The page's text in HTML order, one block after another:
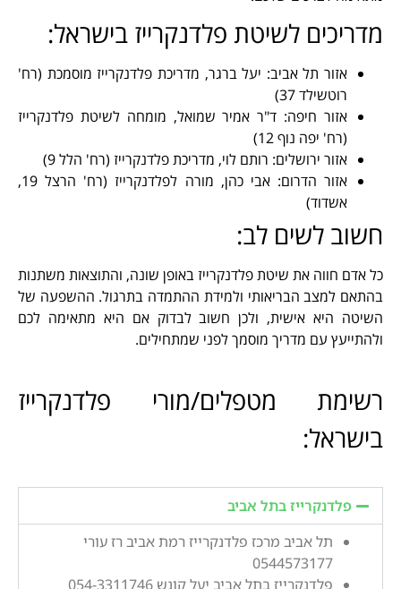
מדריכים לשיטת פלדנקרייז בישראל:
אזור תל אביב: יעל ברגר, מדריכת פלדנקרייז מוסמכת (רח'
רוטשילד 37)
אזור חיפה: ד"ר אמיר שמואל, מומחה לשיטת פלדנקרייז
(רח' יפה נוף 12)
אזור ירושלים: רותם לוי, מדריכת פלדנקרייז (רח' הלל 9)
אזור הדרום: אבי כהן, מורה לפלדנקרייז (רח' הרצל 19,
אשדוד)
חשוב לשים לב:
כל אדם חווה את שיטת פלדנקרייז באופן שונה, והתוצאות משתנות
בהתאם למצב הבריאותי ולמידת ההתמדה בתרגול. ההשפעה של
השיטה היא אישית, ולכן חשוב לבדוק אם היא מתאימה לכם
ולהתייעץ עם מדריך מוסמך לפני שמתחילים.
רשימת מטפלים/מורי פלדנקרייז
בישראל:
פלדנקרייז בתל אביב
תל אביב מרכז פלדנקרייז רמת אביב רז עורי
0544573177
פלדנקרייז בתל אביב יעל קונש 054-3311746